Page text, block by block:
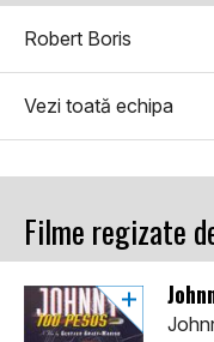
Robert Boris
Vezi toată echipa
Filme regizate